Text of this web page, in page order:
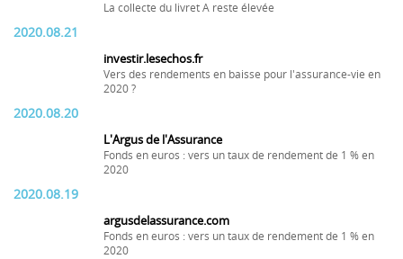
La collecte du livret A reste élevée
2020.08.21
investir.lesechos.fr
Vers des rendements en baisse pour l'assurance-vie en
2020 ?
2020.08.20
L'Argus de l'Assurance
Fonds en euros : vers un taux de rendement de 1 % en
2020
2020.08.19
argusdelassurance.com
Fonds en euros : vers un taux de rendement de 1 % en
2020